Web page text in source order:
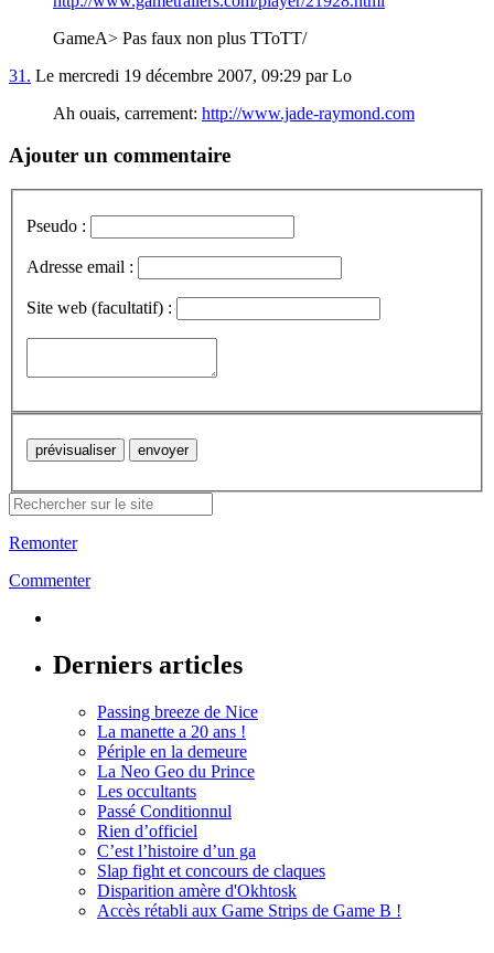
GameA> Pas faux non plus TToTT/
31. Le mercredi 19 décembre 2007, 09:29 par Lo
Ah ouais, carrement: http://www.jade-raymond.com
Ajouter un commentaire
Pseudo :
Adresse email :
Site web (facultatif) :
Remonter
Commenter
Derniers articles
Passing breeze de Nice
La manette a 20 ans !
Périple en la demeure
La Neo Geo du Prince
Les occultants
Passé Conditionnul
Rien d’officiel
C’est l’histoire d’un ga
Slap fight et concours de claques
Disparition amère d'Okhtosk
Accès rétabli aux Game Strips de Game B !